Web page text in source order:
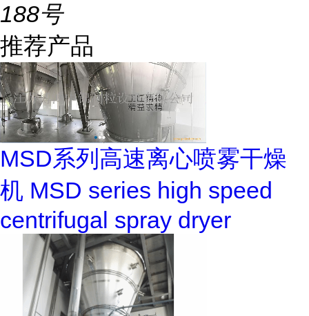
188号
推荐产品
MSD系列高速离心喷雾干燥
机 MSD series high speed
centrifugal spray dryer